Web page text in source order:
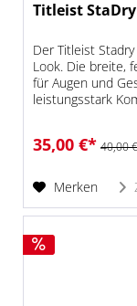
Titleist
Der Titleist
Look. Die breite,
für Augen und
leistungsstark
35,00 €* 40,00
Merken